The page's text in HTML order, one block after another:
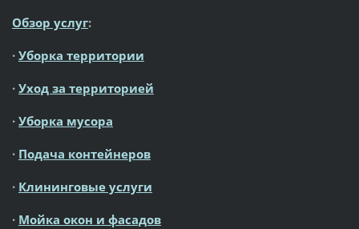
Обзор услуг:
· Уборка территории
· Уход за территорией
· Уборка мусора
· Подача контейнеров
· Клининговые услуги
· Мойка окон и фасадов